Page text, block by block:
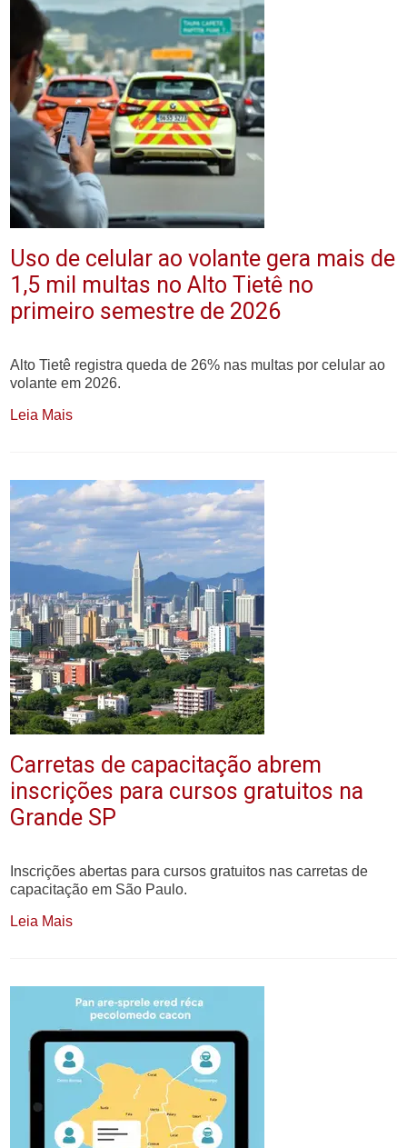
Uso de celular ao volante gera mais de
1,5 mil multas no Alto Tietê no
primeiro semestre de 2026
Alto Tietê registra queda de 26% nas multas por celular ao
volante em 2026.
Leia Mais
Carretas de capacitação abrem
inscrições para cursos gratuitos na
Grande SP
Inscrições abertas para cursos gratuitos nas carretas de
capacitação em São Paulo.
Leia Mais